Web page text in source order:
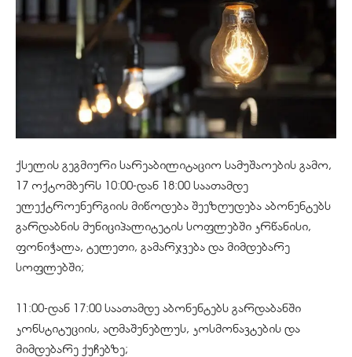
ქსელის გეგმიური სარეაბილიტაციო სამუშაოების გამო,
17 ოქტომბერს 10:00-დან 18:00 საათამდე
ელექტროენერგიის მიწოდება შეეზღუდება აბონენტებს
გარდაბნის მუნიციპალიტეტის სოფლებში კრწანისი,
ფონიჭალა, ტელეთი, გამარჯვება და მიმდებარე
სოფლებში;
11:00-დან 17:00 საათამდე აბონენტებს გარდაბანში
კონსტიტუციის, აღმაშენებლუს, კოსმონავტების და
მიმდებარე ქუჩებზე;